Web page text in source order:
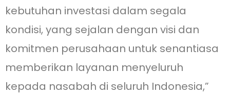
kebutuhan investasi dalam segala
kondisi, yang sejalan dengan visi dan
komitmen perusahaan untuk senantiasa
memberikan layanan menyeluruh
kepada nasabah di seluruh Indonesia,”